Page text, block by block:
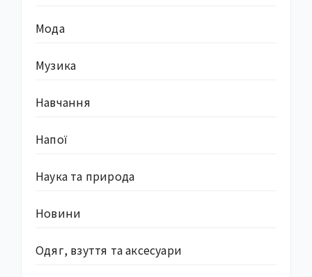
Мода
Музика
Навчання
Напої
Наука та природа
Новини
Одяг, взуття та аксесуари